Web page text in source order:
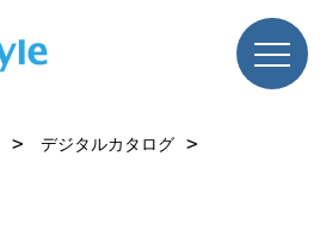
デジタルカタログ